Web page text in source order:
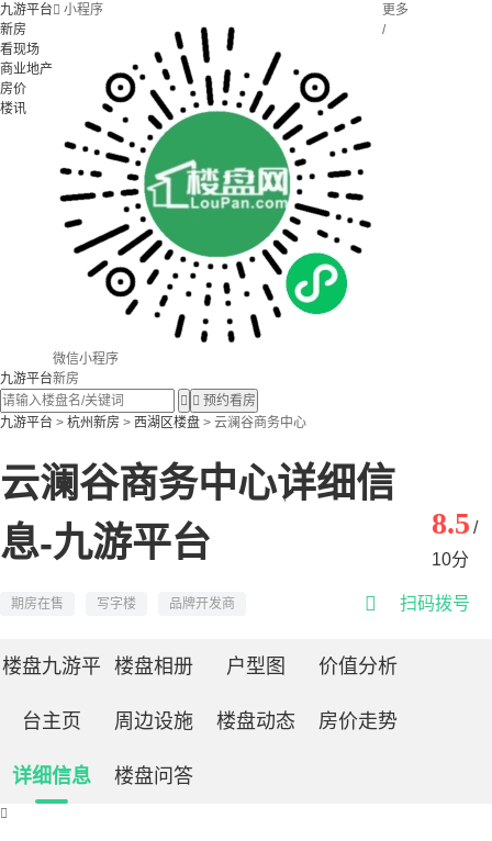
九游平台
新房
看现场
商业地产
房价
楼讯
 小程序
微信小程序
更多
/
九游平台新房
  预约看房
九游平台 > 杭州新房 > 西湖区楼盘 > 云澜谷商务中心
云澜谷商务中心详细信
息-九游平台
8.5 /
10分
期房在售 写字楼 品牌开发商  扫码拨号
楼盘九游平
台主页
楼盘相册 户型图 价值分析
周边设施 楼盘动态 房价走势
详细信息 楼盘问答
